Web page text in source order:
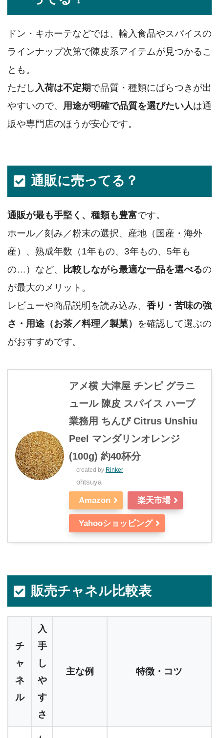
ドン・キホーテなどでは、輸入食品やスパイスの
ラインナップ次第で陳皮系アイテムが見つかるこ
とも。
ただし 入荷は不定期で品質・種類にばらつきが出
やすいので、 用途が明確で品質を選びたい人は通
販や専門店のほうが安心です。
通販に売ってる？
通販が最も手堅く、種類も豊富です。
ホール／刻み／粉末の選択、産地（国産・海外
産）、熟成年数（1年もの、3年もの、5年も
の…）など、
比較しながら最適な一品を選べるの
が最大のメリット。
レビューや商品説明を読み込み、 香り・苦味の強
さ・用途（お茶／料理／製菓） を確認して選ぶの
がおすすめです。
アメ横 大津屋 チンピ グラニ
ュール 陳皮 スパイス ハーブ
業務用 ちんぴ Citrus Unshiu
Peel マンダリンオレンジ
(100g) 約40杯分
created by Rinker
ohtsuya
Amazon 楽天市場
Yahooショッピング
販売チャネル比較表
チ
ャ
ネ
ル
入
手
し
や
す
さ
主な例 特徴・コツ